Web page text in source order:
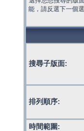
能，請反選下一個選
搜尋子版面:
排列順序:
時間範圍: